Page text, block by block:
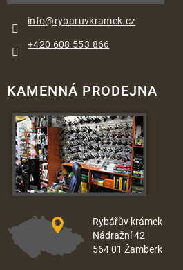
info@rybaruvkramek.cz
+420 608 553 866
KAMENNÁ PRODEJNA
Rybářův krámek
Nádražní 42
564 01 Žamberk